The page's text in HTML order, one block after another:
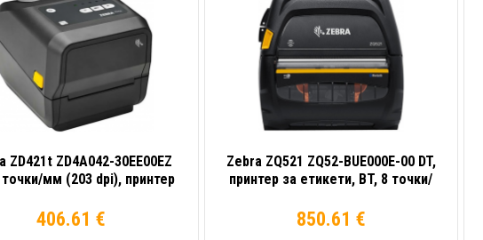
ZD421t ZD4A042-30EE00EZ
точки/мм (203 dpi), принтер
BT (BLE), Ethernet, сив
406.61 €
Zebra ZQ521 ZQ52-BUE000E-00 DT,
принтер за етикети, BT, 8 точки/
850.61 €